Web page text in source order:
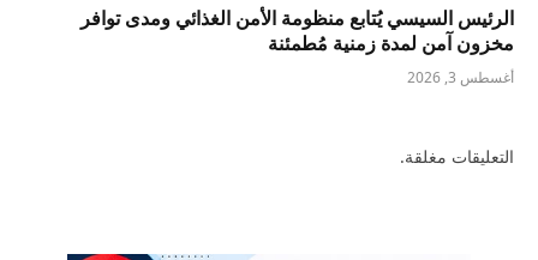
الرئيس السيسي يُتابع منظومة الأمن الغذائي ومدى توافر
مخزون آمن لمدة زمنية مُطمئنة
أغسطس 3, 2026
التعليقات مغلقة.